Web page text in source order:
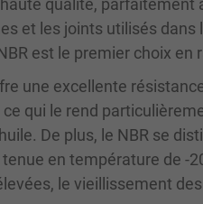
qualité, parfaitement
et les joints utilisés
est le premier choix
une excellente
qui le rend
De plus, le NBR se
en température de -
le vieillissement